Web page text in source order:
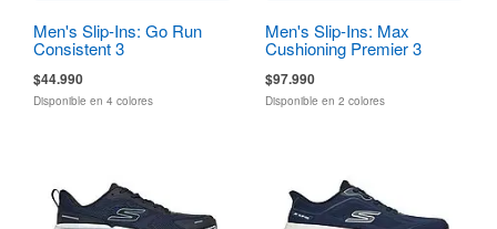
Men's Slip-Ins: Go Run
Consistent 3
$44.990
Disponible en 4 colores
Men's Slip-Ins: Max
Cushioning Premier 3
$97.990
Disponible en 2 colores